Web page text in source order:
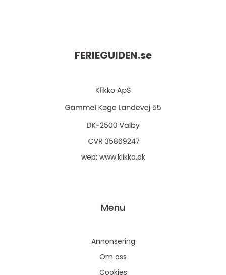
FERIEGUIDEN.se
web: www.klikko.dk
Menu
Annonsering
Om oss
Cookies